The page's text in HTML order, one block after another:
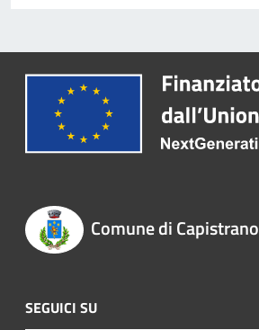
Comune di Capistrano
SEGUICI SU